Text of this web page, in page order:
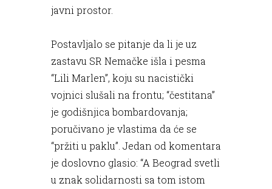
javni prostor.
Postavljalo se pitanje da li je uz
zastavu SR Nemačke išla i pesma
“Lili Marlen”, koju su nacistički
vojnici slušali na frontu; “čestitana”
je godišnjica bombardovanja;
poručivano je vlastima da će se
“pržiti u paklu”. Jedan od komentara
je doslovno glasio: “A Beograd svetli
u znak solidarnosti sa tom istom